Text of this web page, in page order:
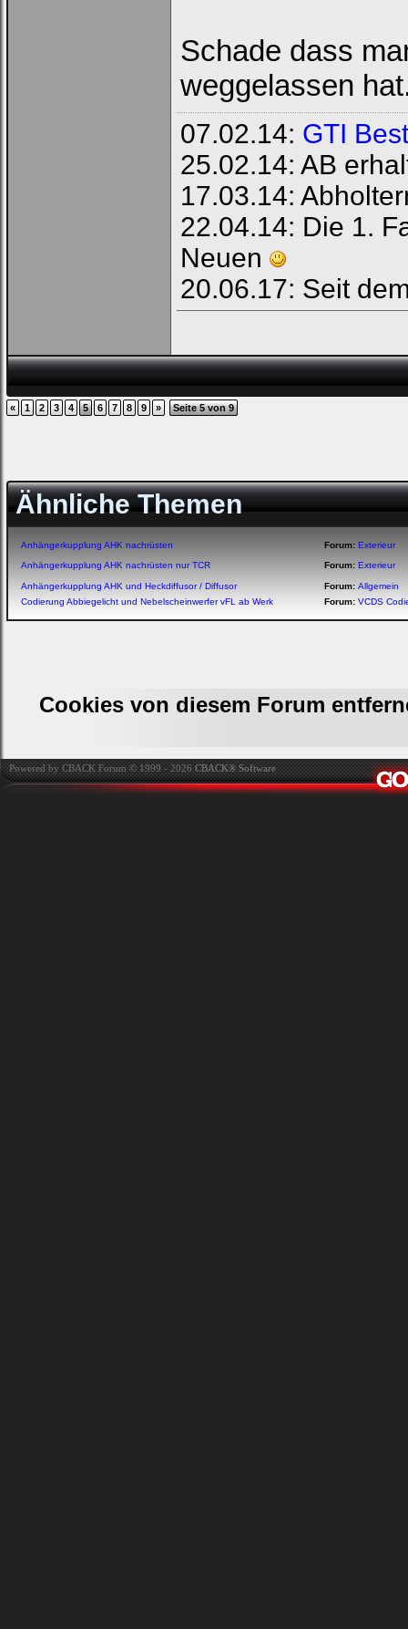
Schade dass
weggelassen
07.02.14: GTI
25.02.14: AB
17.03.14:
22.04.14: Die 1.
Neuen
20.06.17: Seit
« 1 2 3 4 5 6 7 8 9 » Seite 5 von 9
Ähnliche Themen
Anhängerkupplung AHK nachrüsten Forum: Exterieur
Anhängerkupplung AHK nachrüsten nur TCR
Forum: Exterieur
Anhängerkupplung AHK und Heckdiffusor / Diffusor Forum: Allgemein
Codierung Abbiegelicht und Nebelscheinwerfer vFL ab Werk
Forum: VCDS
Cookies von diesem Forum
Powered by CBACK Forum © 1999 - 2026CBACK® Software